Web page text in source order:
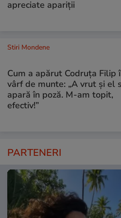
apreciate apariții
Stiri Mondene
Cum a apărut Codruța Filip
vârf de munte: „A vrut și el
apară în poză. M-am topit,
efectiv!”
PARTENERI